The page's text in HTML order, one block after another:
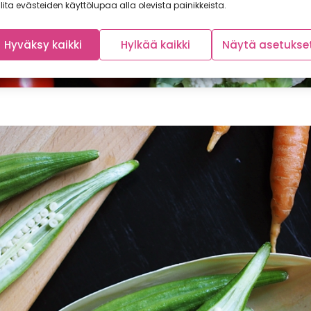
evästeiden käyttölupaa alla olevista painikkeista.
Hyväksy kaikki Hylkää kaikki Näytä